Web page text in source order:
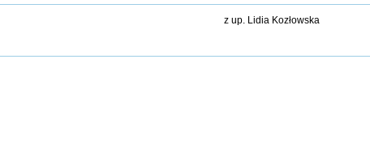
z up. Lidia Kozłowska